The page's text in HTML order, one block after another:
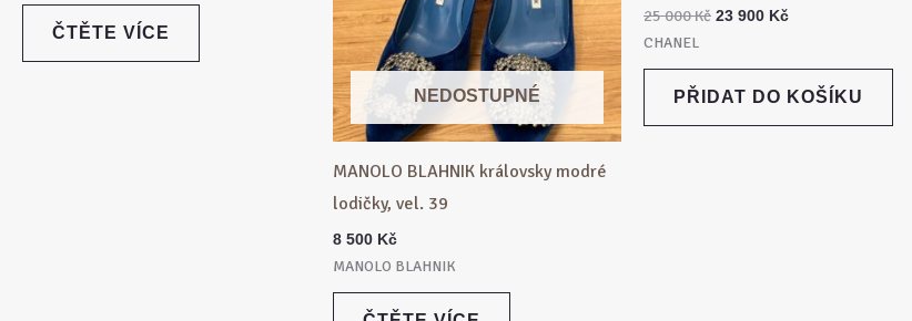
ČTĚTE VÍCE
NEDOSTUPNÉ
MANOLO BLAHNIK královsky modré
lodičky, vel. 39
8 500 Kč
MANOLO BLAHNIK
25 000Kč 23 900 Kč
CHANEL
PŘIDAT DO KOŠÍKU